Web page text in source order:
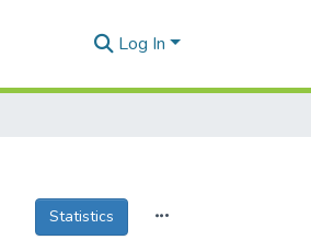
Log In
Statistics